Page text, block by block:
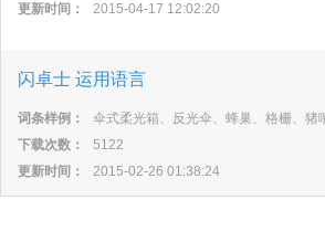
更新时间：
2015-04-17 12:02:20
闪卓士 运用语言
词条样例：
伞式柔光箱、反光伞、蜂巢、格栅、猪
下载次数：
5122
更新时间：
2015-02-26 01:38:24